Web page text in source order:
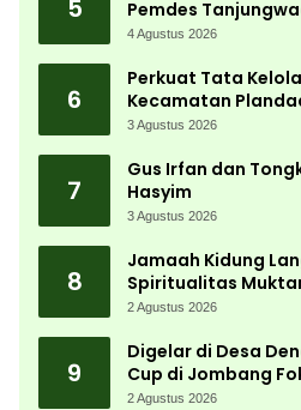
5
Pemdes
Bergerak Cepat
4 Agustus 2026
6
Perkuat Tata Kelola
Kecamatan
Aparatur Pemdes
3 Agustus 2026
7
Gus Irfan dan
Hasyim
3 Agustus 2026
8
Jamaah Kidung
Spiritualitas
2 Agustus 2026
9
Digelar di Desa
Cup di Jombang
Menembak
2 Agustus 2026